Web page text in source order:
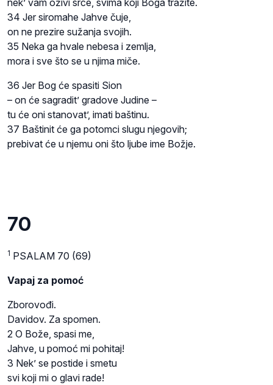
34 Jer siromahe Jahve čuje,
on ne prezire sužanja svojih.
35 Neka ga hvale nebesa i zemlja,
mora i sve što se u njima miče.
36 Jer Bog će spasiti Sion
– on će sagradit’ gradove Judine –
tu će oni stanovat’, imati baštinu.
37 Baštinit će ga potomci slugu njegovih;
prebivat će u njemu oni što ljube ime Božje.
70
1 PSALAM 70 (69)
Vapaj za pomoć
Zborovođi.
Davidov. Za spomen.
2 O Bože, spasi me,
Jahve, u pomoć mi pohitaj!
3 Nek’ se postide i smetu
svi koji mi o glavi rade!